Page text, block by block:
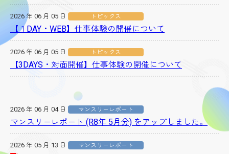
2026 年 06 月 05 日 トピックス
【１DAY・WEB】仕事体験の開催について
2026 年 06 月 05 日 トピックス
【3DAYS・対面開催】仕事体験の開催について
2026 年 06 月 04 日 マンスリーレポート
マンスリーレポート (R8年 5月分) をアップしました。
2026 年 05 月 13 日 マンスリーレポート